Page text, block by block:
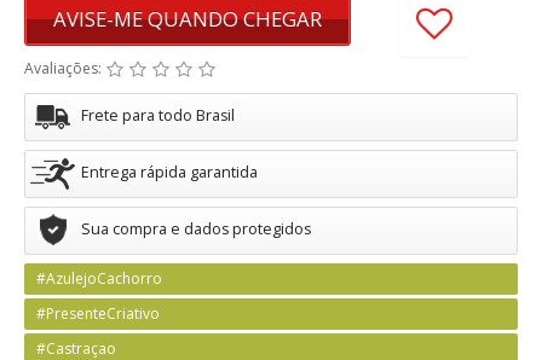
AVISE-ME QUANDO CHEGAR
Avaliações:
Frete para todo Brasil
Entrega rápida garantida
Sua compra e dados protegidos
#AzulejoCachorro
#PresenteCriativo
#Castraçao